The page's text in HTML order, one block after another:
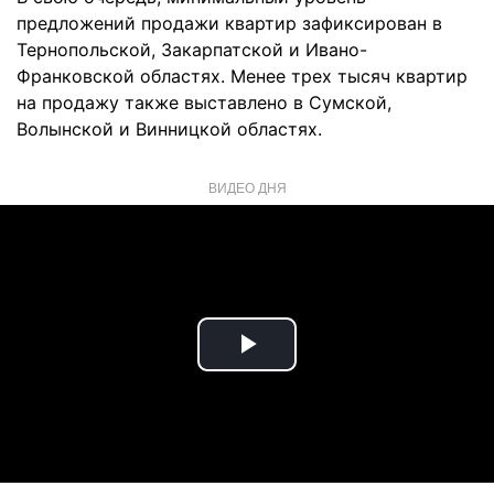
предложений продажи квартир зафиксирован в
Тернопольской, Закарпатской и Ивано-
Франковской областях. Менее трех тысяч квартир
на продажу также выставлено в Сумской,
Волынской и Винницкой областях.
ВИДЕО ДНЯ
Play